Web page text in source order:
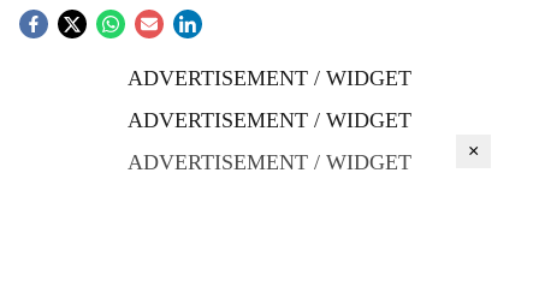
ADVERTISEMENT / WIDGET
ADVERTISEMENT / WIDGET
ADVERTISEMENT / WIDGET
×